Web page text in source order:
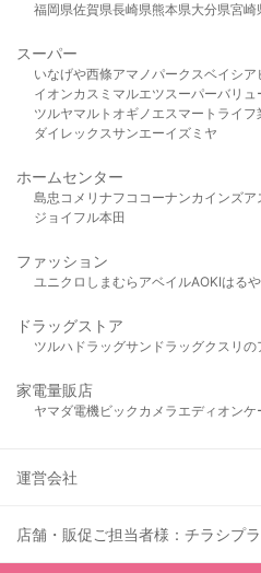
福岡県佐賀県長崎県熊本県大分県宮崎
スーパー
いなげや西條アマノパークスベイシア
イオンカスミ マルエツスーパーバリュ
ツルヤマルト オギノ エスマート ライフ
ダイレックスサンエーイズミヤ
ホームセンター
島忠 コメリ ナフコ コーナンカインズア
ジョイフル本田
ファッション
ユニクロ しまむら アベイルAOKIはる
ドラッグストア
ツルハドラッグサンドラッグクスリの
家電量販店
ヤマダ電機ビックカメラ エディオンケ
運営会社
店舗・販促ご担当者様：チラシプ